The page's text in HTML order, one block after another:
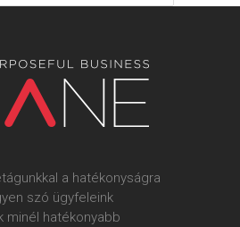
a hatékonyságra
szó ügyfeleink
minél hatékonyabb